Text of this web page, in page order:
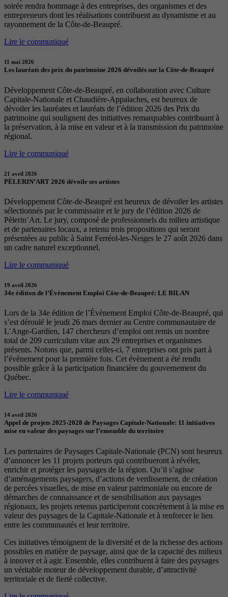
soirée rendra hommage à des entreprises, des organismes et des
entrepreneurs dont les réalisations contribuent au dynamisme et au
rayonnement de la Côte-de-Beaupré.
Lire le communiqué
11 mai 2026
Les lauréats des prix du patrimoine 2026 dévoilés sur la Côte-de-Beaupré
Développement Côte-de-Beaupré, en collaboration avec Culture
Capitale-Nationale et Chaudière-Appalaches, est heureux de
dévoiler les lauréates et lauréats de l’édition 2026 des Prix du
patrimoine qui soulignent des initiatives remarquables contribuant à
la préservation, à la mise en valeur et à la transmission du patrimoine
régional.
Lire le communiqué
21 avril 2026
PÈLERIN’ART 2026 dévoile ses artistes
Développement Côte-de-Beaupré est heureux de dévoiler les artistes
sélectionnés par le commissaire et le jury de l’édition 2026 de
Pèlerin’Art. Le jury, composé de professionnels du milieu artistique
et de partenaires locaux, a retenu trois propositions qui seront
présentées au public à Saint Ferréol-les-Neiges le 27 août 2026 dans
un cadre naturel exceptionnel.
Lire le communiqué
19 avril 2026
34e édition de l’Évènement Emploi Côte-de-Beaupré: LE BILAN
Lors de la 34e édition de l’Évènement Emploi Côte-de-Beaupré, qui
s’est déroulé le jeudi 26 mars dernier au Centre communautaire de
L’Ange-Gardien, 147 chercheurs d’emploi ont remis un nombre
total de 209 curriculum vitae aux 29 entreprises et organismes
présents. Notons que, parmi celles-ci, 7 entreprises ont pris part à
l’évènement pour la première fois. Cet évènement a été rendu
possible grâce à la participation financière du gouvernement du
Québec.
Lire le communiqué
14 avril 2026
Appel de projets 2025-2028 de Paysages Capitale-Nationale: 11 initiatives
mise en valeur des paysages sur l’ensemble du territoire
Les partenaires de Paysages Capitale-Nationale (PCN) sont heureux
d’annoncer les 11 projets porteurs qui contribueront à révéler,
enrichir et protéger les paysages de la région. Qu’il s’agisse
d’aménagements paysagers, d’actions de verdissement, de création
de percées visuelles, de mise en valeur patrimoniale ou encore de
démarches de connaissance et de sensibilisation aux paysages
régionaux, les projets retenus participeront concrètement à la mise en
valeur des paysages de la Capitale-Nationale et à renforcer le lien
entre les communautés et leur territoire.
Ces initiatives témoignent de la diversité et de la richesse des actions
possibles en matière de paysage, ainsi que de la capacité des milieux
à innover et à agir. Ensemble, elles contribuent à faire des paysages
un véritable moteur de développement durable, d’attractivité
territoriale et de fierté collective.